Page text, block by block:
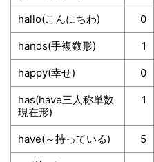
hallo(こんにちわ) 0
hands(手複数形) 1
happy(幸せ) 0
has(have三人称単数
現在形)
1
have(～持っている) 5